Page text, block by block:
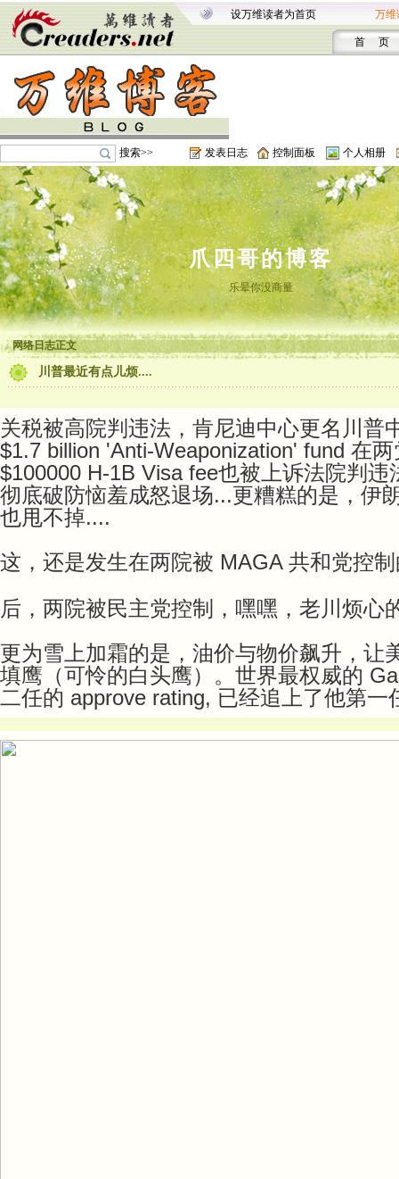
设万维读者为首页 万维
首 页
搜索>> 发表日志 控制面板 个人相册
爪四哥的博客
乐晕你没商量
网络日志正文
川普最近有点儿烦....
关税被高院判违法，肯尼迪中心更名川普
$1.7 billion 'Anti-Weaponization' fund 在
$100000 H-1B Visa fee也被上诉法院判
彻底破防恼羞成怒退场...更糟糕的是，伊
也甩不掉....
这，还是发生在两院被 MAGA 共和党控
后，两院被民主党控制，嘿嘿，老川烦心
更为雪上加霜的是，油价与物价飙升，让
填鹰（可怜的白头鹰）。世界最权威的
二任的 approve rating, 已经追上了他第一